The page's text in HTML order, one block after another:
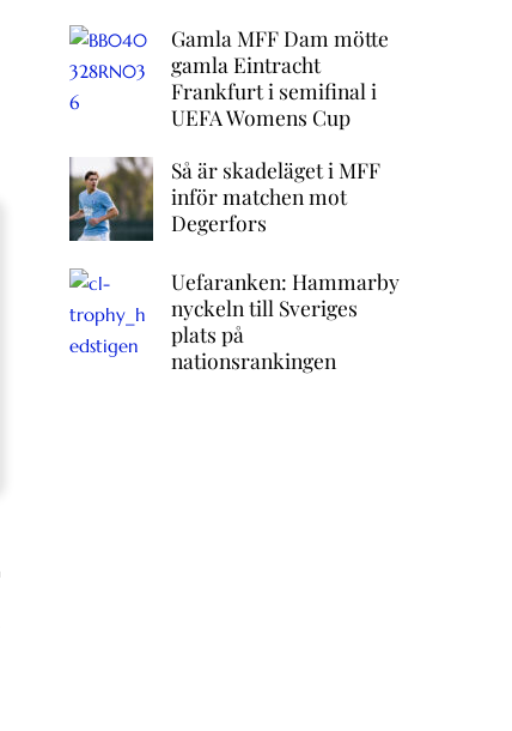
Gamla MFF Dam mötte
gamla Eintracht
Frankfurt i semifinal i
UEFA Womens Cup
Så är skadeläget i MFF
inför matchen mot
Degerfors
Uefaranken: Hammarby
nyckeln till Sveriges
plats på
nationsrankingen